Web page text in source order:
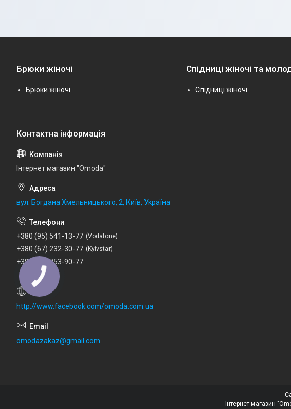
Брюки жіночі
Брюки жіночі
Спідниці жіночі та
Спідниці жіночі
Інтернет магазин "Omoda"
вул. Богдана Хмельницького, 2, Київ, Україна
+380 (95) 541-13-77 Vodafone
+380 (67) 232-30-77 Kyivstar
+380 (73) 753-90-77
Lifecell
http://www.facebook.com/omoda.com.ua
omodazakaz@gmail.com